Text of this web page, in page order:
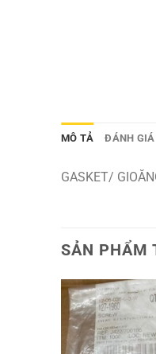
MÔ TẢ ĐÁNH
GASKET/
SẢN PHẨM